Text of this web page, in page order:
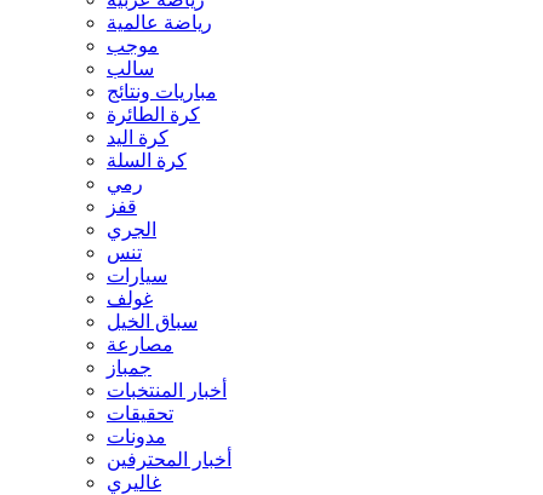
رياضة عالمية
موجب
سالب
مباريات ونتائج
كرة الطائرة
كرة اليد
كرة السلة
رمي
قفز
الجري
تنس
سيارات
غولف
سباق الخيل
مصارعة
جمباز
أخبار المنتخبات
تحقيقات
مدونات
أخبار المحترفين
غاليري